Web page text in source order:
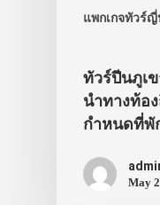
แพกเกจทัวร์
ทัวร์ปีนภูเ
นำทางท้อ
กำหนดที่พั
May